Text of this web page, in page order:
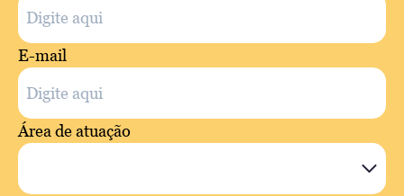
E-mail
Área de atuação